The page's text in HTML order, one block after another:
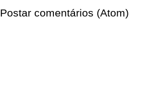
Postar comentários (Atom)